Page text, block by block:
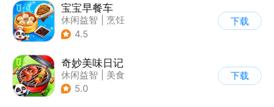
宝宝早餐车
休闲益智
烹饪
| 宝宝巴士
4.5
下载
奇妙美味日记
休闲益智
美食
| 宝宝巴士
5.0
下载